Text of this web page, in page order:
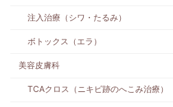
注入治療（シワ・たるみ）
ボトックス（エラ）
美容皮膚科
TCAクロス（ニキビ跡のへこみ治療）